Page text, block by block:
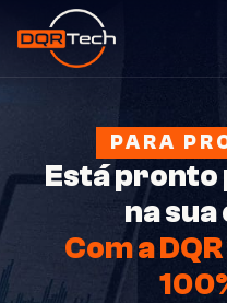
PARA
Está pronto
na
Com a